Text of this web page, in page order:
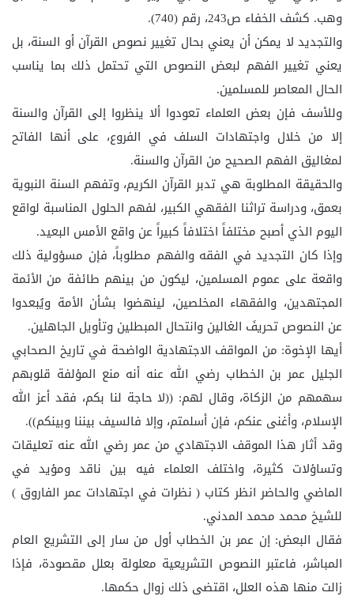
وهب. كشف الخفاء ص243، رقم (740).
والتجديد لا يمكن أن يعني بحال تغيير نصوص القرآن أو السنة، بل
يعني تغيير الفهم لبعض النصوص التي تحتمل ذلك بما يناسب
الحال المعاصر للمسلمين.
وللأسف فإن بعض العلماء تعودوا ألا ينظروا إلى القرآن والسنة
إلا من خلال واجتهادات السلف في الفروع، على أنها الفاتح
لمغاليق الفهم الصحيح من القرآن والسنة.
والحقيقة المطلوبة هي تدبر القرآن الكريم، وتفهم السنة النبوية
بعمق، ودراسة تراثنا الفقهي الكبير، لفهم الحلول المناسبة لواقع
اليوم الذي أصبح مختلفاً اختلافاً كبيراً عن واقع الأمس البعيد.
وإذا كان التجديد في الفقه والفهم مطلوباً، فإن مسؤولية ذلك
واقعة على عموم المسلمين، ليكون من بينهم طائفة من الأئمة
المجتهدين، والفقهاء المخلصين، لينهضوا بشأن الأمة ويُبعدوا
عن النصوص تحريفَ الغالين وانتحال المبطلين وتأويل الجاهلين.
أيها الإخوة: من المواقف الاجتهادية الواضحة في تاريخ الصحابي
الجليل عمر بن الخطاب رضي الله عنه أنه منع المؤلفة قلوبهم
سهمهم من الزكاة، وقال لهم: ((لا حاجة لنا بكم، فقد أعز الله
الإسلام، وأغنى عنكم، فإن أسلمتم، وإلا فالسيف بيننا وبينكم)).
وقد أثار هذا الموقف الاجتهادي من عمر رضي الله عنه تعليقات
وتساؤلات كثيرة، واختلف العلماء فيه بين ناقد ومؤيد في
الماضي والحاضر انظر كتاب ( نظرات في اجتهادات عمر الفاروق )
للشيخ محمد محمد المدني.
فقال البعض: إن عمر بن الخطاب أول من سار إلى التشريع العام
المباشر، فاعتبر النصوص التشريعية معلولة بعلل مقصودة، فإذا
زالت منها هذه العلل، اقتضى ذلك زوال حكمها.